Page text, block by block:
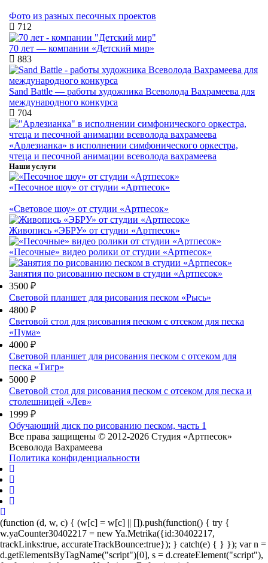
Фото из разных песочных проектов
712
70 лет — компании «Детский мир»
883
Sand Battle — работы художника Всеволода Вахрамеева для
международного конкурса
704
«Арлезианка» в исполнении симфонического оркестра,
чтеца и песочной анимации всеволода вахрамеева
Наши услуги
«Песочное шоу» от студии «Артпесок»
«Световое шоу» от студии «Артпесок»
Живопись «ЭБРУ» от студии «Артпесок»
«Песочные» видео ролики от студии «Артпесок»
Занятия по рисованию песком в студии «Артпесок»
3500 ₽
Световой планшет для рисования песком «Рысь»
4800 ₽
Световой стол для рисования песком с отсеком для песка
«Пума»
4000 ₽
Световой планшет для рисования песком с отсеком для
песка «Тигр»
5000 ₽
Световой стол для рисования песком с отсеком для песка и
столешницей «Лев»
1999 ₽
Обучающий диск по рисованию песком, часть 1
Все права защищены © 2012-2026 Студия «Артпесок»
Всеволода Вахрамеева
Политика конфиденциальности
(function (d, w, c) { (w[c] = w[c] || []).push(function() { try {
w.yaCounter30402217 = new Ya.Metrika({id:30402217,
trackLinks:true, accurateTrackBounce:true}); } catch(e) { } }); var n =
d.getElementsByTagName("script")[0], s = d.createElement("script"),